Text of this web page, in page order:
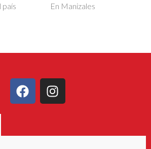
país En Manizales